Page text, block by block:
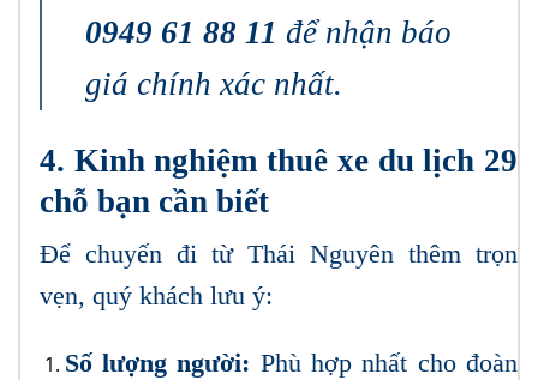
0949 61 88 11 để nhận báo
giá chính xác nhất.
4. Kinh nghiệm thuê xe du lịch 29
chỗ bạn cần biết
Để chuyến đi từ Thái Nguyên thêm trọn
vẹn, quý khách lưu ý:
Số lượng người: Phù hợp nhất cho đoàn